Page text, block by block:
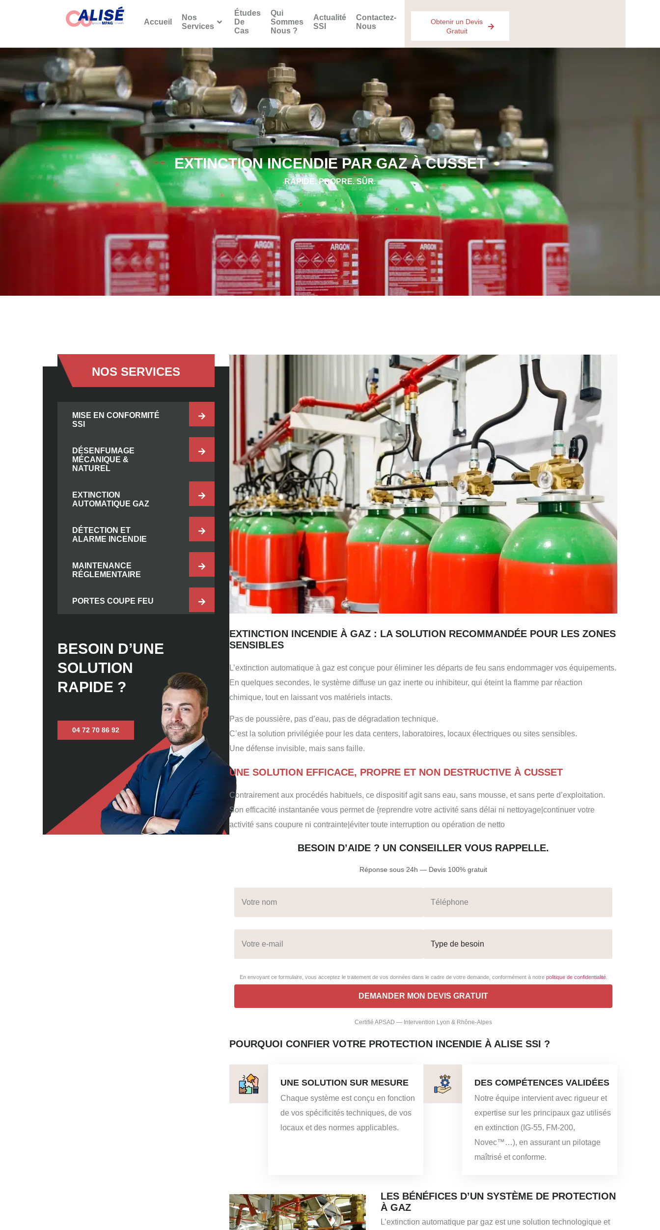
Accueil
Nos
Services
Études
De
Cas
Qui
Sommes
Nous ?
Actualité
SSI
Contactez-
Nous
Obtenir un Devis
Gratuit
EXTINCTION INCENDIE PAR GAZ À CUSSET
RAPIDE. PROPRE. SÛR.
NOS SERVICES
MISE EN CONFORMITÉ
SSI
DÉSENFUMAGE
MÉCANIQUE &
NATUREL
EXTINCTION
AUTOMATIQUE GAZ
DÉTECTION ET
ALARME INCENDIE
MAINTENANCE
RÉGLEMENTAIRE
PORTES COUPE FEU
BESOIN D’UNE
SOLUTION
RAPIDE ?
04 72 70 86 92
EXTINCTION INCENDIE À GAZ : LA SOLUTION RECOMMANDÉE POUR LES ZONES
SENSIBLES
L’extinction automatique à gaz est conçue pour éliminer les départs de feu sans endommager vos équipements.
En quelques secondes, le système diffuse un gaz inerte ou inhibiteur, qui éteint la flamme par réaction
chimique, tout en laissant vos matériels intacts.
Pas de poussière, pas d’eau, pas de dégradation technique.
C’est la solution privilégiée pour les data centers, laboratoires, locaux électriques ou sites sensibles.
Une défense invisible, mais sans faille.
UNE SOLUTION EFFICACE, PROPRE ET NON DESTRUCTIVE À CUSSET
Contrairement aux procédés habituels, ce dispositif agit sans eau, sans mousse, et sans perte d’exploitation.
Son efficacité instantanée vous permet de {reprendre votre activité sans délai ni nettoyage|continuer votre
activité sans coupure ni contrainte|éviter toute interruption ou opération de netto
BESOIN D’AIDE ? UN CONSEILLER VOUS RAPPELLE.
Réponse sous 24h — Devis 100% gratuit
En envoyant ce formulaire, vous acceptez le traitement de vos données dans le cadre de votre demande, conformément à notre politique de confidentialité.
Certifié APSAD — Intervention Lyon & Rhône-Alpes
POURQUOI CONFIER VOTRE PROTECTION INCENDIE À ALISE SSI ?
UNE SOLUTION SUR MESURE
Chaque système est conçu en fonction
de vos spécificités techniques, de vos
locaux et des normes applicables.
DES COMPÉTENCES VALIDÉES
Notre équipe intervient avec rigueur et
expertise sur les principaux gaz utilisés
en extinction (IG-55, FM-200,
Novec™…), en assurant un pilotage
maîtrisé et conforme.
LES BÉNÉFICES D’UN SYSTÈME DE PROTECTION
À GAZ
L’extinction automatique par gaz est une solution technologique et